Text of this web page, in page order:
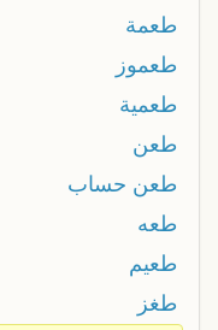
طعمة
طعموز
طعمية
طعن
طعن حساب
طعه
طعيم
طغز